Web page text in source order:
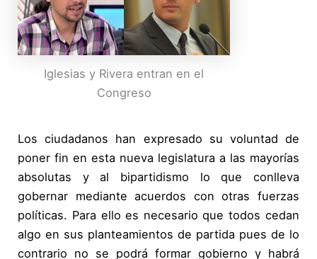
Iglesias y Rivera entran en el
Congreso
Los ciudadanos han expresado su voluntad de
poner fin en esta nueva legislatura a las mayorías
absolutas y al bipartidismo lo que conlleva
gobernar mediante acuerdos con otras fuerzas
políticas. Para ello es necesario que todos cedan
algo en sus planteamientos de partida pues de lo
contrario no se podrá formar gobierno y habrá